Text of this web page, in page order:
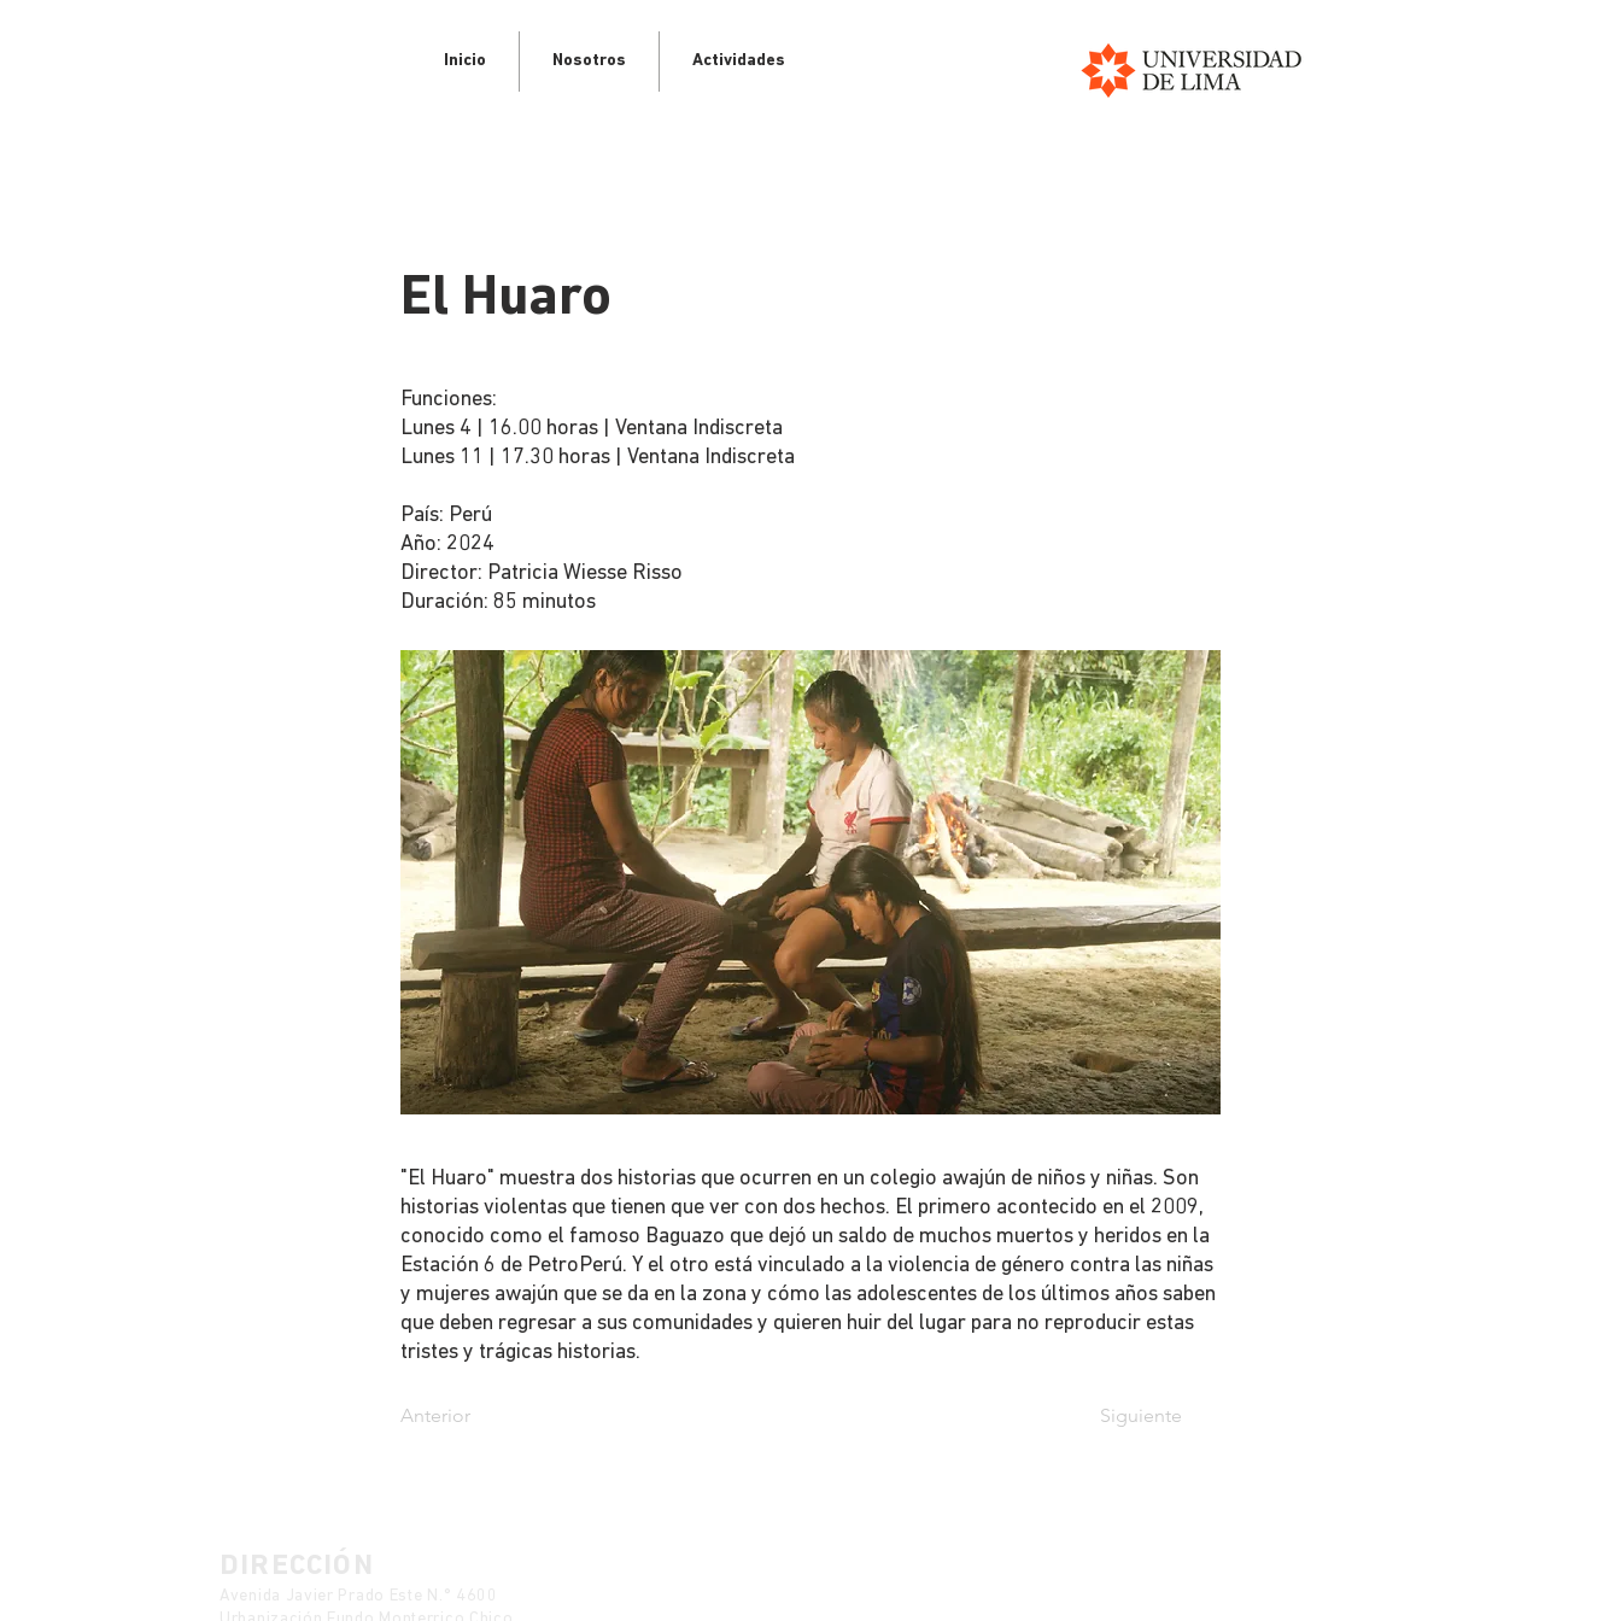
Inicio Nosotros Actividades
El Huaro
Funciones:
Lunes 4 | 16.00 horas | Ventana Indiscreta
Lunes 11 | 17.30 horas | Ventana Indiscreta
País: Perú
Año: 2024
Director: Patricia Wiesse Risso
Duración: 85 minutos
"El Huaro" muestra dos historias que ocurren en un colegio awajún de niños y niñas. Son
historias violentas que tienen que ver con dos hechos. El primero acontecido en el 2009,
conocido como el famoso Baguazo que dejó un saldo de muchos muertos y heridos en la
Estación 6 de PetroPerú. Y el otro está vinculado a la violencia de género contra las niñas
y mujeres awajún que se da en la zona y cómo las adolescentes de los últimos años saben
que deben regresar a sus comunidades y quieren huir del lugar para no reproducir estas
tristes y trágicas historias.
Anterior Siguiente